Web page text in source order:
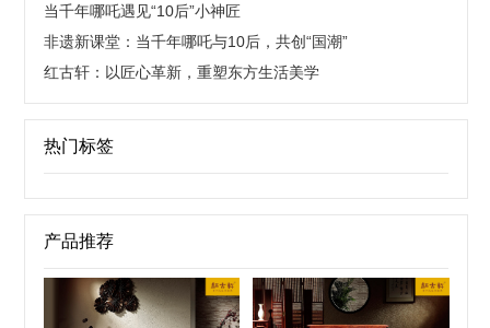
当千年哪吒遇见“10后”小神匠
非遗新课堂：当千年哪吒与10后，共创“国潮”
红古轩：以匠心革新，重塑东方生活美学
热门标签
产品推荐